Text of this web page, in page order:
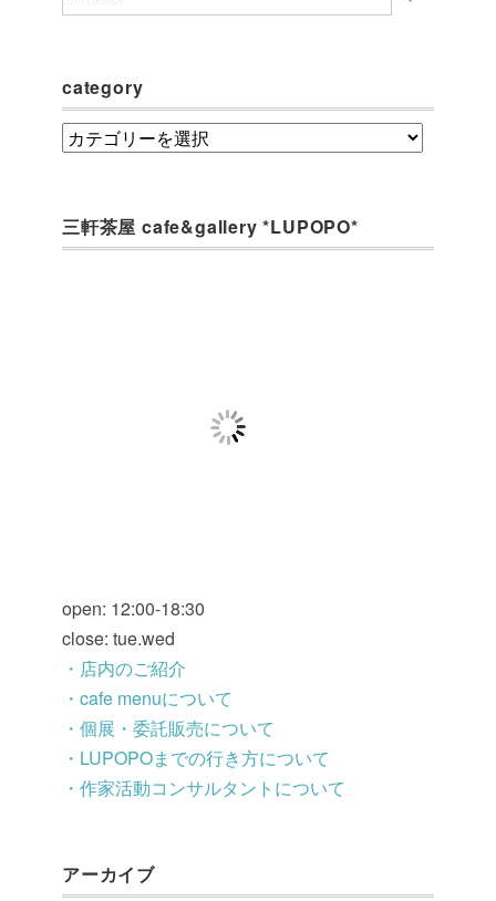
category
category
三軒茶屋 cafe&gallery *LUPOPO*
open: 12:00-18:30
close: tue.wed
・店内のご紹介
・cafe menuについて
・個展・委託販売について
・LUPOPOまでの行き方について
・作家活動コンサルタントについて
アーカイブ